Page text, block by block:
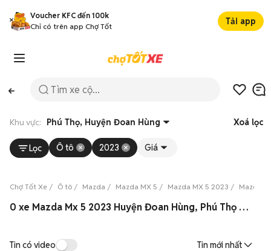
Voucher KFC đến 100k
Chỉ có trên app Chợ Tốt
Tải app
Khu vực: Phú Thọ, Huyện Đoan Hùng Xoá lọc
Lọc Ô tô 2023 Giá
Chợ Tốt Xe Ô tô Mazda Mazda MX 5 Mazda MX 5 2023 Mazda
0 xe Mazda Mx 5 2023 Huyện Đoan Hùng, Phú Thọ 08/2026
Tin có video Tin mới nhất